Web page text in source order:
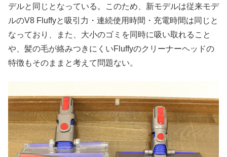
デルと同じとなっている。このため、新モデルは従来モデ
ルのV8 Fluffyと吸引力・連続使用時間・充電時間は同じと
なっており、また、大小のゴミを同時に吸い取れること
や、髪の毛が絡みつきにくいFluffyのクリーナーヘッドの
特徴もそのままと考えて問題ない。